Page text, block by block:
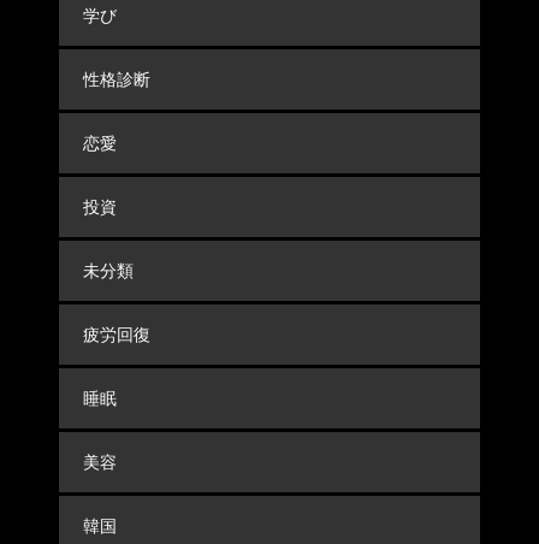
学び
性格診断
恋愛
投資
未分類
疲労回復
睡眠
美容
韓国